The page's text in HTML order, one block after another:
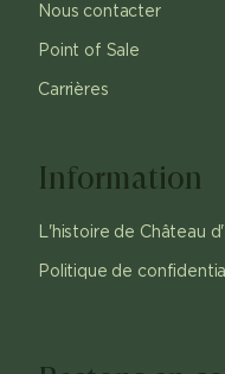
Nous contacter
Point of Sale
Carrières
Information
L'histoire de Château
Politique de